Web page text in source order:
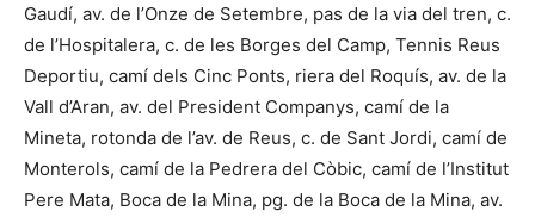
Gaudí, av. de l’Onze de Setembre, pas de la via del tren, c.
de l’Hospitalera, c. de les Borges del Camp, Tennis Reus
Deportiu, camí dels Cinc Ponts, riera del Roquís, av. de la
Vall d’Aran, av. del President Companys, camí de la
Mineta, rotonda de l’av. de Reus, c. de Sant Jordi, camí de
Monterols, camí de la Pedrera del Còbic, camí de l’Institut
Pere Mata, Boca de la Mina, pg. de la Boca de la Mina, av.